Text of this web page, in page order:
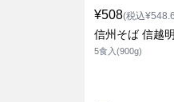
¥508(税込
信州そば 信越
5食入(900g)